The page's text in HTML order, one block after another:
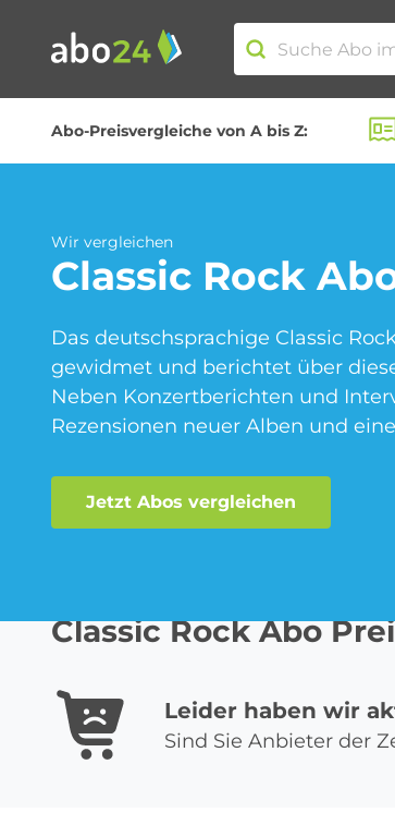
Abo-Preisvergleiche von A bis Z:
Abo-Kategorien
Amazon Spar-Abo
Blumen Abo
Sprachlern App Abo
Wir vergleichen
Classic Rock
Das deutschsprachige Classic
gewidmet und berichtet über
Neben Konzertberichten und
Rezensionen neuer Alben und
Jetzt Abos vergleichen
Classic Rock Abo
Leider haben wir
Sind Sie Anbieter der